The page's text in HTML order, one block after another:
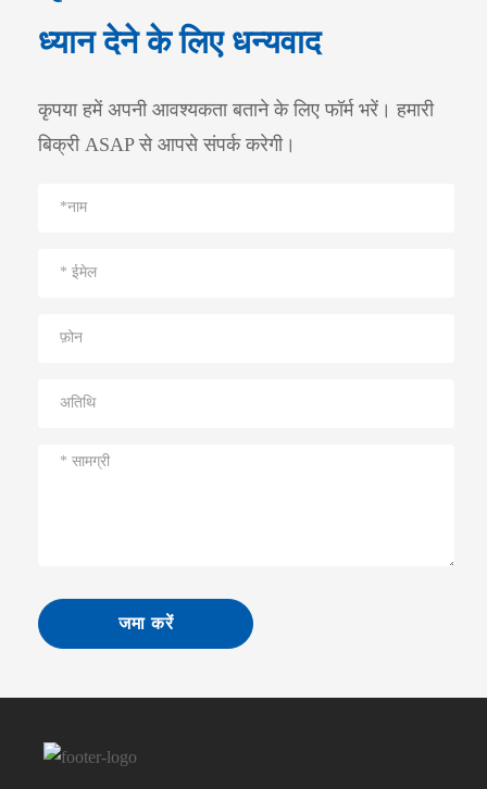
ध्यान देने के लिए धन्यवाद
कृपया हमें अपनी आवश्यकता बताने के लिए फॉर्म भरें। हमारी
बिक्री ASAP से आपसे संपर्क करेगी।
जमा करें